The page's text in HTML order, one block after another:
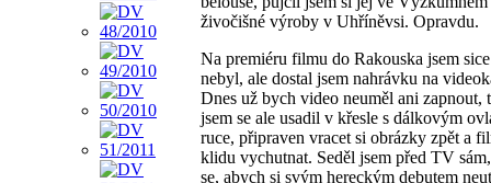
živočišné výroby v Uhříněvsi. Opravdu.
Na premiéru filmu do Rakouska jsem
nebyl, ale dostal jsem nahrávku na
Dnes už bych video neuměl ani zapnout,
jsem se ale usadil v křesle s dálkovým
ruce, připraven vracet si obrázky zpět a
klidu vychutnat. Seděl jsem před TV
se, abych si svým hereckým debutem